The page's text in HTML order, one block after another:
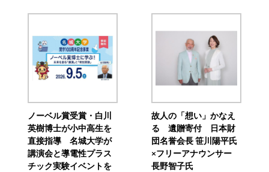
ノーベル賞受賞・白川
英樹博士が小中高生を
直接指導 名城大学が
講演会と導電性プラス
チック実験イベントを
故人の「想い」かなえ
る 遺贈寄付 日本財
団名誉会長 笹川陽平氏
×フリーアナウンサー
長野智子氏